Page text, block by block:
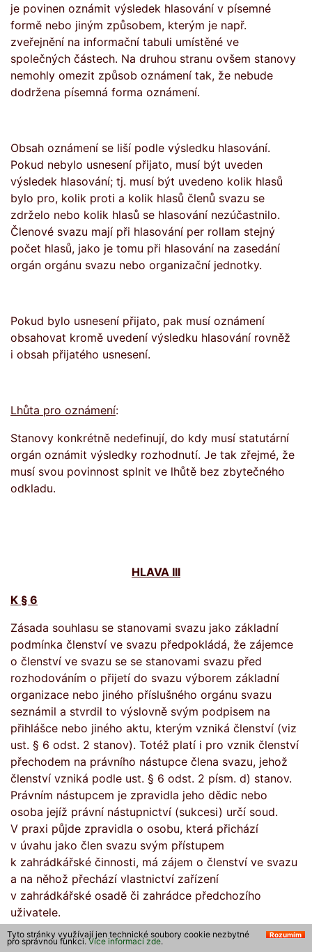
je povinen oznámit výsledek hlasování v písemné
formě nebo jiným způsobem, kterým je např.
zveřejnění na informační tabuli umístěné ve
společných částech. Na druhou stranu ovšem stanovy
nemohly omezit způsob oznámení tak, že nebude
dodržena písemná forma oznámení.
Obsah oznámení se liší podle výsledku hlasování.
Pokud nebylo usnesení přijato, musí být uveden
výsledek hlasování; tj. musí být uvedeno kolik hlasů
bylo pro, kolik proti a kolik hlasů členů svazu se
zdrželo nebo kolik hlasů se hlasování nezúčastnilo.
Členové svazu mají při hlasování per rollam stejný
počet hlasů, jako je tomu při hlasování na zasedání
orgán orgánu svazu nebo organizační jednotky.
Pokud bylo usnesení přijato, pak musí oznámení
obsahovat kromě uvedení výsledku hlasování rovněž
i obsah přijatého usnesení.
Lhůta pro oznámení:
Stanovy konkrétně nedefinují, do kdy musí statutární
orgán oznámit výsledky rozhodnutí. Je tak zřejmé, že
musí svou povinnost splnit ve lhůtě bez zbytečného
odkladu.
HLAVA III
K § 6
Zásada souhlasu se stanovami svazu jako základní
podmínka členství ve svazu předpokládá, že zájemce
o členství ve svazu se se stanovami svazu před
rozhodováním o přijetí do svazu výborem základní
organizace nebo jiného příslušného orgánu svazu
seznámil a stvrdil to výslovně svým podpisem na
přihlášce nebo jiného aktu, kterým vzniká členství (viz
ust. § 6 odst. 2 stanov). Totéž platí i pro vznik členství
přechodem na právního nástupce člena svazu, jehož
členství vzniká podle ust. § 6 odst. 2 písm. d) stanov.
Právním nástupcem je zpravidla jeho dědic nebo
osoba jejíž právní nástupnictví (sukcesi) určí soud.
V praxi půjde zpravidla o osobu, která přichází
v úvahu jako člen svazu svým přístupem
k zahrádkářské činnosti, má zájem o členství ve svazu
a na něhož přechází vlastnictví zařízení
v zahrádkářské osadě či zahrádce předchozího
uživatele.
Rozumím
Tyto stránky využívají jen technické soubory cookie nezbytné
pro správnou funkci. Více informací zde.